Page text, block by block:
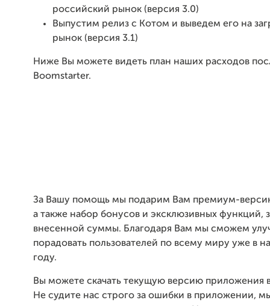
российский рынок (версия 3.0)
Выпустим релиз с Котом и выведем его на
рынок (версия 3.1)
Ниже Вы можете видеть план наших расходов
Boomstarter.
За Вашу помощь мы подарим Вам премиум-
а также набор бонусов и эксклюзивных функций,
внесенной суммы. Благодаря Вам мы сможем
порадовать пользователей по всему миру уже в
году.
Вы можете скачать текущую версию приложения
Не судите нас строго за ошибки в приложении,